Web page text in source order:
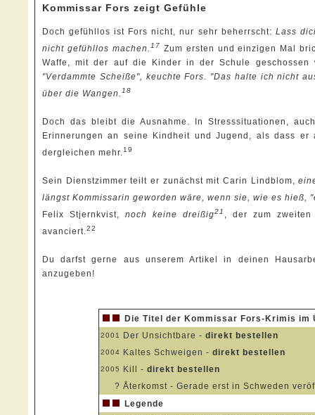
Kommissar Fors zeigt Gefühle
Doch gefühllos ist Fors nicht, nur sehr beherrscht: Lass
nicht gefühllos machen.17 Zum ersten und einzigen Mal
Waffe, mit der auf die Kinder in der Schule geschossen
"Verdammte Scheiße", keuchte Fors. "Das halte ich nicht
über die Wangen.18
Doch das bleibt die Ausnahme. In Stresssituationen,
Erinnerungen an seine Kindheit und Jugend, als dass
dergleichen mehr.19
Sein Dienstzimmer teilt er zunächst mit Carin Lindblom,
längst Kommissarin geworden wäre, wenn sie, wie es hieß,
Felix Stjernkvist,noch keine dreißig21 , der zum zweiten
avanciert.22
Du darfst gerne aus unserem Artikel in deinen
anzugeben!
Die Titel der Kommissar Fors-Krimis im
2001 Der Unsichtbare - direkt bestellen
2004 Kaltes Schweigen - direkt bestellen
2005 Kill - direkt bestellen
? Återkomst - Gerade erst in Schweden
Legende